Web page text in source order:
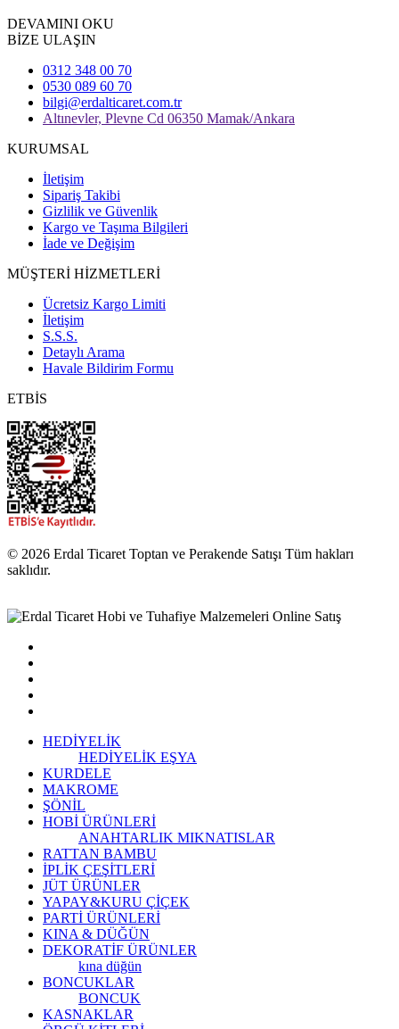
DEVAMINI OKU
BİZE ULAŞIN
0312 348 00 70
0530 089 60 70
bilgi@erdalticaret.com.tr
Altınevler, Plevne Cd 06350 Mamak/Ankara
KURUMSAL
İletişim
Sipariş Takibi
Gizlilik ve Güvenlik
Kargo ve Taşıma Bilgileri
İade ve Değişim
MÜŞTERİ HİZMETLERİ
Ücretsiz Kargo Limiti
İletişim
S.S.S.
Detaylı Arama
Havale Bildirim Formu
ETBİS
© 2026 Erdal Ticaret Toptan ve Perakende Satışı Tüm hakları
saklıdır.
HEDİYELİK
HEDİYELİK EŞYA
KURDELE
MAKROME
ŞÖNİL
HOBİ ÜRÜNLERİ
ANAHTARLIK MIKNATISLAR
RATTAN BAMBU
İPLİK ÇEŞİTLERİ
JÜT ÜRÜNLER
YAPAY&KURU ÇİÇEK
PARTİ ÜRÜNLERİ
KINA & DÜĞÜN
DEKORATİF ÜRÜNLER
kına düğün
BONCUKLAR
BONCUK
KASNAKLAR